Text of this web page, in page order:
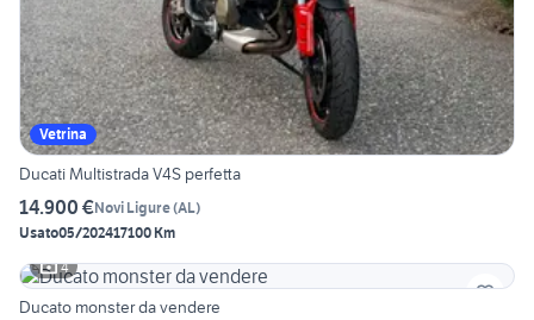
Vetrina
Ducati Multistrada V4S perfetta
14.900 €Novi Ligure(AL)
Usato05/202417100 Km
4
Ducato monster da vendere